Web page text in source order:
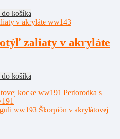
košíka
zaliaty v akryláte
košíka
Perlorodka s
Škorpión v akrylátovej